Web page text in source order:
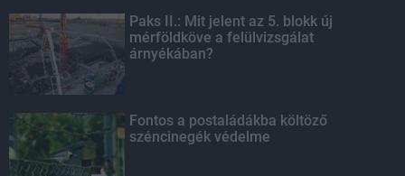
Paks II.: Mit jelent az 5. blokk új
mérföldköve a felülvizsgálat
árnyékában?
Fontos a postaládákba költöző
széncinegék védelme